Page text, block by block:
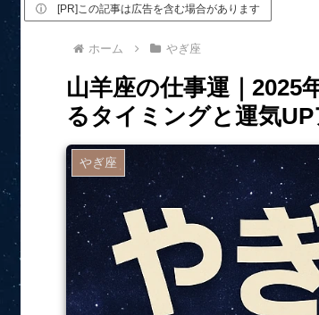
ⓘ [PR]この記事は広告を含む場合があります
ホーム やぎ座
山羊座の仕事運｜
るタイミングと運気UP
やぎ座